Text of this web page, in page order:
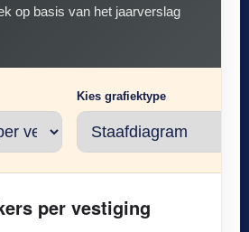
op basis van het jaarverslag
Kies grafiektype